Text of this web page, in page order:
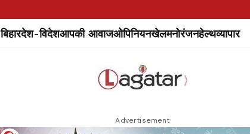
बिहारदेश-विदेशआपकी आवाजओपिनियनखेलमनोरंजनहेल्थव्यापार
Advertisement